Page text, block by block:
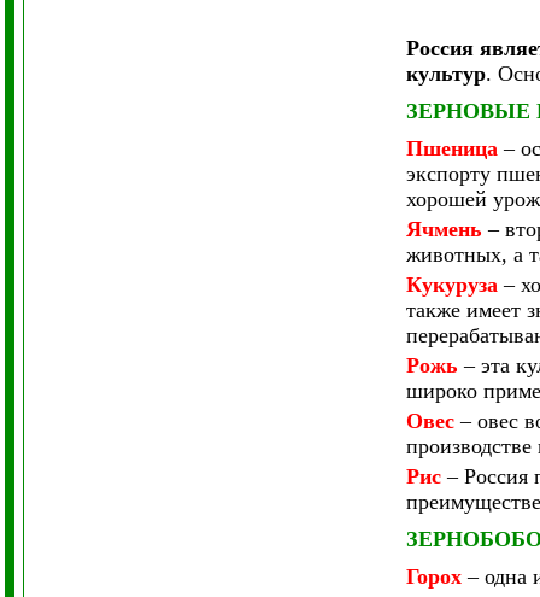
Россия
культур.
ЗЕРНОВЫЕ
Пшеница –
экспорту
хорошей
Ячмень –
животных, а
Кукуруза –
также имеет
Рожь – эта
широко
Овес – овес
Рис – Россия
Горох – одна